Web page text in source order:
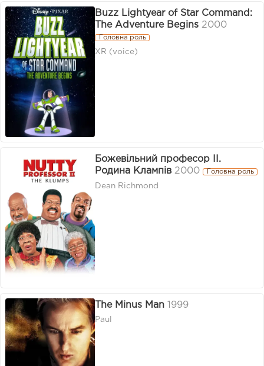
Buzz Lightyear of Star Command:
The Adventure Begins 2000
Головна роль
XR (voice)
Божевільний професор ІІ.
Родина Клампів 2000 Головна роль
Dean Richmond
The Minus Man 1999
Paul